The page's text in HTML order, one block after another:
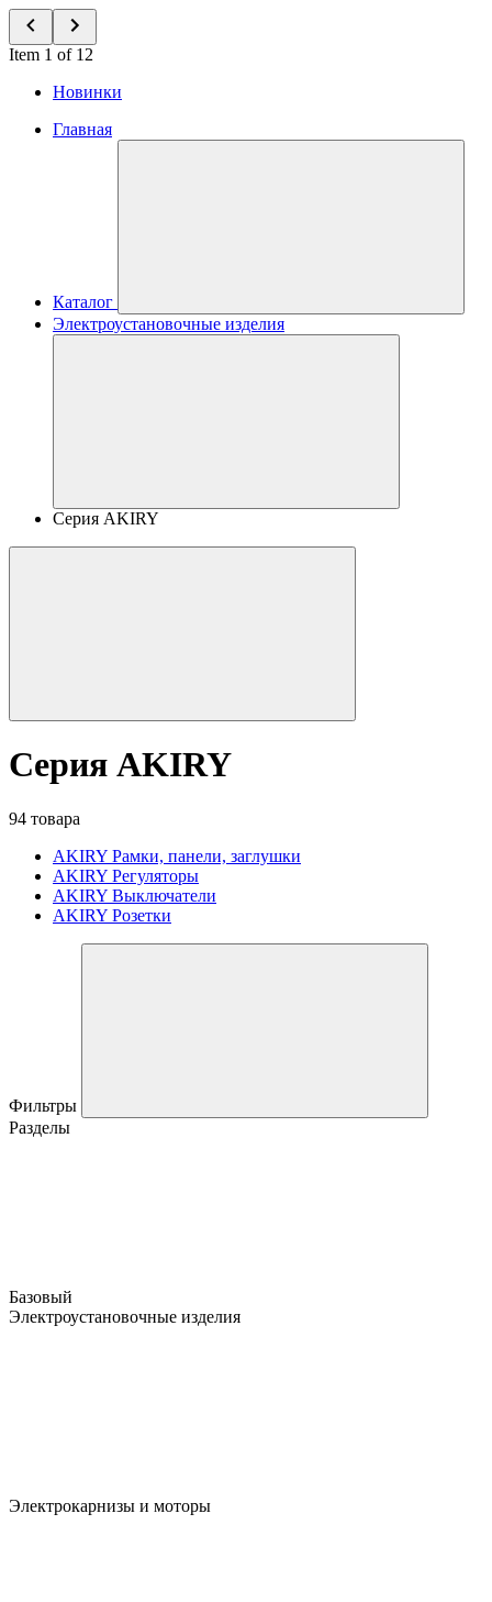
Item 1 of 12
Новинки
Главная
Каталог
Электроустановочные изделия
Серия AKIRY
Серия AKIRY
94 товара
AKIRY Рамки, панели, заглушки
AKIRY Регуляторы
AKIRY Выключатели
AKIRY Розетки
Фильтры
Разделы
Базовый
Электроустановочные изделия
Электрокарнизы и моторы